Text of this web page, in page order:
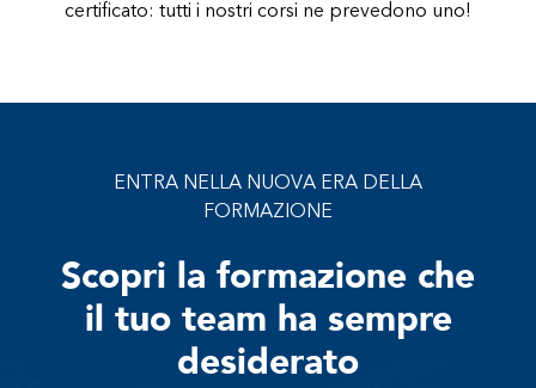
certificato: tutti i nostri corsi ne prevedono uno!
ENTRA NELLA NUOVA ERA DELLA
FORMAZIONE
Scopri la formazione che
il tuo team ha sempre
desiderato